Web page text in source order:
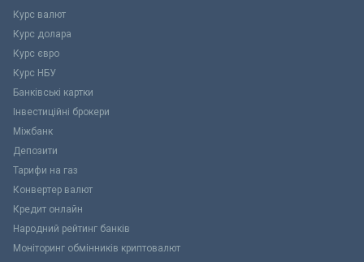
Курс валют
Курс долара
Курс євро
Курс НБУ
Банківські картки
Інвестиційні брокери
Міжбанк
Депозити
Тарифи на газ
Конвертер валют
Кредит онлайн
Народний рейтинг банків
Моніторинг обмінників криптовалют